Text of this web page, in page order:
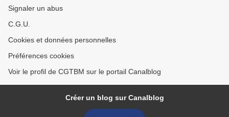
Signaler un abus
C.G.U.
Cookies et données personnelles
Préférences cookies
Voir le profil de CGTBM sur le portail Canalblog
Créer un blog sur Canalblog